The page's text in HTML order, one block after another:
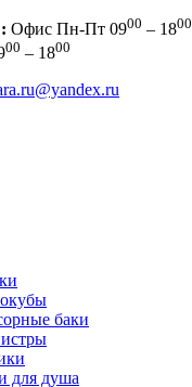
Офис Пн-Пт 0900 – 1800
00 – 1800
баки
для душа